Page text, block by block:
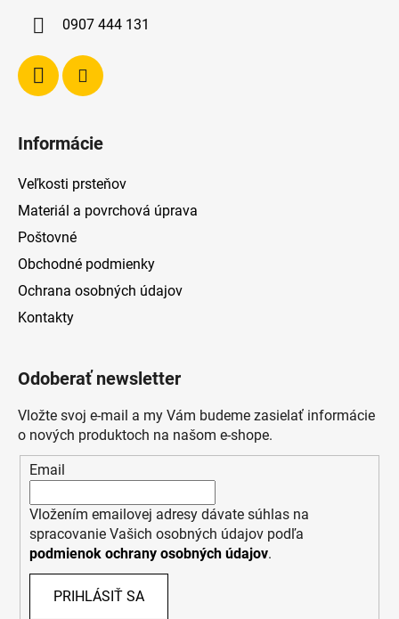
0907 444 131
Informácie
Veľkosti prsteňov
Materiál a povrchová úprava
Poštovné
Obchodné podmienky
Ochrana osobných údajov
Kontakty
Odoberať newsletter
Vložte svoj e-mail a my Vám budeme zasielať informácie
o nových produktoch na našom e-shope.
Email
Vložením emailovej adresy dávate súhlas na
spracovanie Vašich osobných údajov podľa
podmienok ochrany osobných údajov.
PRIHLÁSIŤ SA